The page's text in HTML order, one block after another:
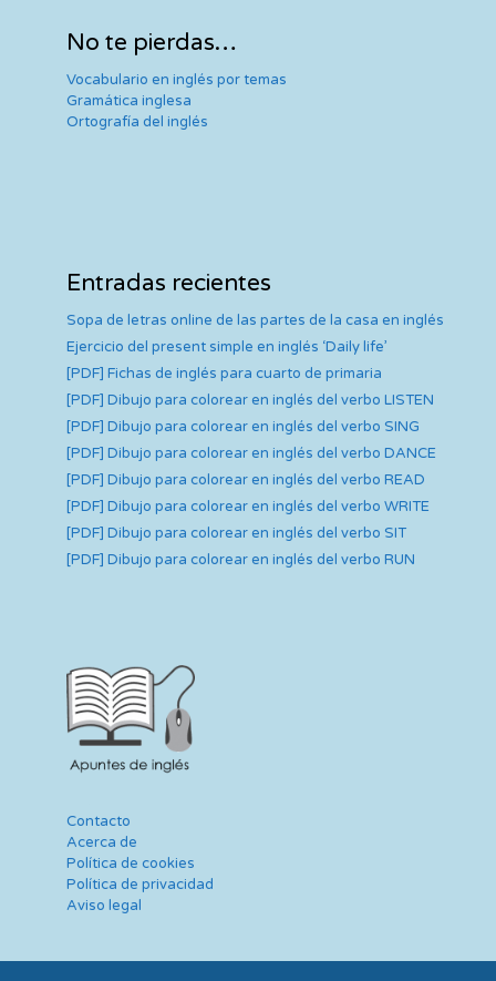
No te pierdas…
Vocabulario en inglés por temas
Gramática inglesa
Ortografía del inglés
Entradas recientes
Sopa de letras online de las partes de la casa en inglés
Ejercicio del present simple en inglés ‘Daily life’
[PDF] Fichas de inglés para cuarto de primaria
[PDF] Dibujo para colorear en inglés del verbo LISTEN
[PDF] Dibujo para colorear en inglés del verbo SING
[PDF] Dibujo para colorear en inglés del verbo DANCE
[PDF] Dibujo para colorear en inglés del verbo READ
[PDF] Dibujo para colorear en inglés del verbo WRITE
[PDF] Dibujo para colorear en inglés del verbo SIT
[PDF] Dibujo para colorear en inglés del verbo RUN
Contacto
Acerca de
Política de cookies
Política de privacidad
Aviso legal